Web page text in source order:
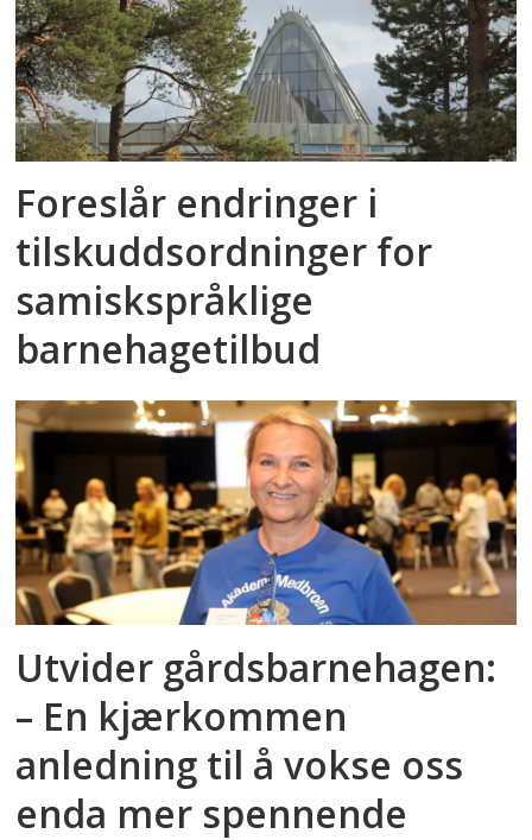
Foreslår endringer i
tilskuddsordninger for
samiskspråklige
barnehagetilbud
Utvider gårdsbarnehagen:
– En kjærkommen
anledning til å vokse oss
enda mer spennende